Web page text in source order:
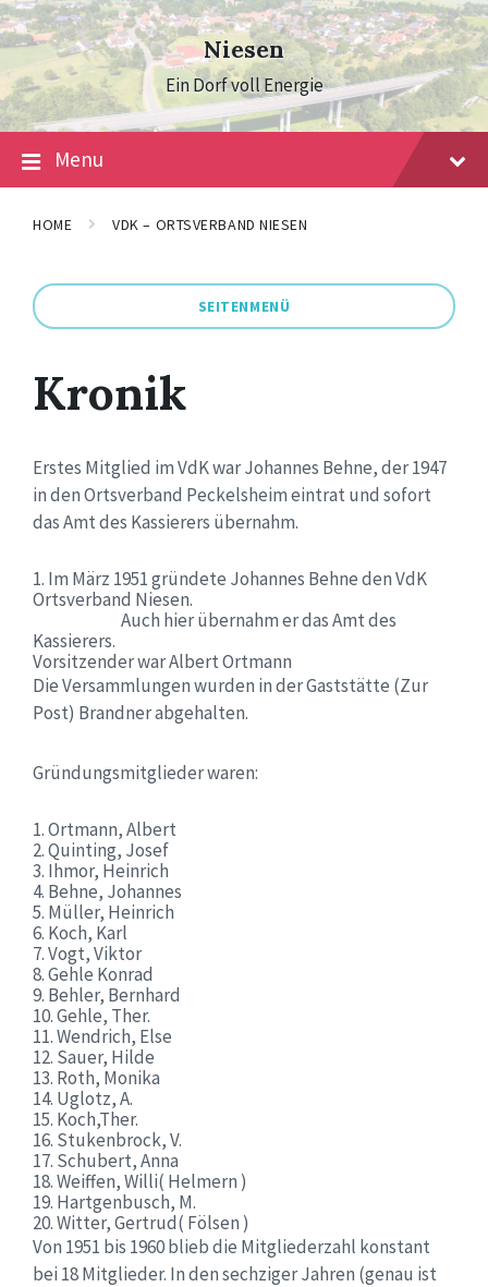
Skip
to
content
Skip
to
main
navigation
Skip
to
footer
Niesen
Ein Dorf voll Energie
Menu
HOME VDK – ORTSVERBAND NIESEN
SEITENMENÜ
Kronik
Erstes Mitglied imVdKwarJohannes Behne,der1947
in den Ortsverband Peckelsheimeintrat und sofort
das Amt des Kassierers übernahm.
1. Im März 1951gründete Johannes BehnedenVdK
Ortsverband Niesen.
Auch hier übernahm er das Amt des
Kassierers.
Vorsitzender warAlbert Ortmann
DieVersammlungen wurden in der Gaststätte (Zur
Post) Brandner abgehalten.
Gründungsmitglieder waren:
1.Ortmann, Albert
2.Quinting, Josef
3. Ihmor, Heinrich
4. Behne, Johannes
5. Müller, Heinrich
6. Koch, Karl
7.Vogt, Viktor
8.Gehle Konrad
9. Behler, Bernhard
10.Gehle, Ther.
11.Wendrich, Else
12. Sauer, Hilde
13. Roth, Monika
14. Uglotz, A.
15. Koch,Ther.
16. Stukenbrock, V.
17. Schubert, Anna
18.Weiffen, Willi( Helmern )
19. Hartgenbusch, M.
20.Witter, Gertrud( Fölsen )
Von 1951 bis 1960 blieb die Mitgliederzahl konstant
bei 18Mitglieder. In den sechziger Jahren (genau ist